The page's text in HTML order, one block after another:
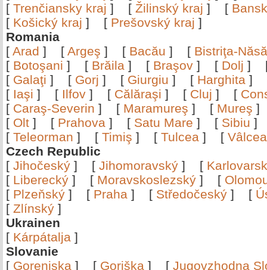
[ Trenčiansky kraj ] [ Žilinský kraj ] [
[ Košický kraj ] [ Prešovský kraj ]
Romania
[ Arad ] [ Argeş ] [ Bacău ] [ Bistriţa-
[ Botoşani ] [ Brăila ] [ Braşov ] [ Dolj ]
[ Galaţi ] [ Gorj ] [ Giurgiu ] [ Harghita ]
[ Iaşi ] [ Ilfov ] [ Călăraşi ] [ Cluj ] [
[ Caraş-Severin ] [ Maramureş ] [ Mureş
[ Olt ] [ Prahova ] [ Satu Mare ] [ Sibiu
[ Teleorman ] [ Timiş ] [ Tulcea ] [
Czech Republic
[ Jihočeský ] [ Jihomoravský ] [
[ Liberecký ] [ Moravskoslezský ] [
[ Plzeňský ] [ Praha ] [ Středočeský ] [
[ Zlínský ]
Ukrainen
[ Kárpátalja ]
Slovanie
[ Gorenjska ] [ Goriška ] [ Jugovzhodna